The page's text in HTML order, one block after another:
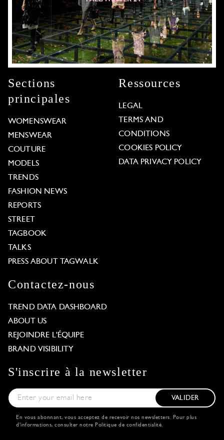
Sections
principales
WOMENSWEAR
MENSWEAR
COUTURE
MODELS
TRENDS
FASHION NEWS
REPORTS
STREET
TAGBOOK
TALKS
PRESS ABOUT TAGWALK
Ressources
LEGAL
TERMS AND
CONDITIONS
COOKIES POLICY
DATA PRIVACY POLICY
Contactez-nous
TREND DATA DASHBOARD
ABOUT US
REJOINDRE L'ÉQUIPE
BRAND VISIBILITY
S'inscrire à la newsletter
VALIDER
En vous abonnant, vous acceptez de recevoir nos newsletters. Pour plus
d'informations, consulter notre Politique de confidentialité.